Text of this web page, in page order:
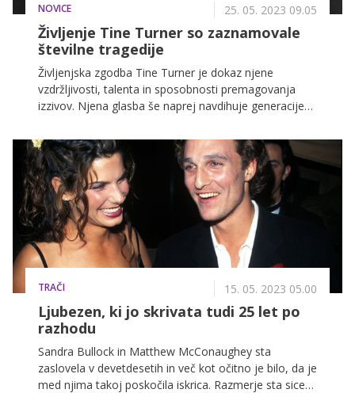
NOVICE 25. 05. 2023 09.05
Življenje Tine Turner so zaznamovale
številne tragedije
Življenjska zgodba Tine Turner je dokaz njene
vzdržljivosti, talenta in sposobnosti premagovanja
izzivov. Njena glasba še naprej navdihuje generacije
navdih za tiste, ki se soočajo s težavami.
TRAČI 15. 05. 2023 05.00
Ljubezen, ki jo skrivata tudi 25 let po
razhodu
Sandra Bullock in Matthew McConaughey sta
zaslovela v devetdesetih in več kot očitno je bilo, da je
med njima takoj poskočila iskrica. Razmerje sta sicer